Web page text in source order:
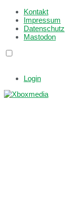
Kontakt
Impressum
Datenschutz
Mastodon
Login